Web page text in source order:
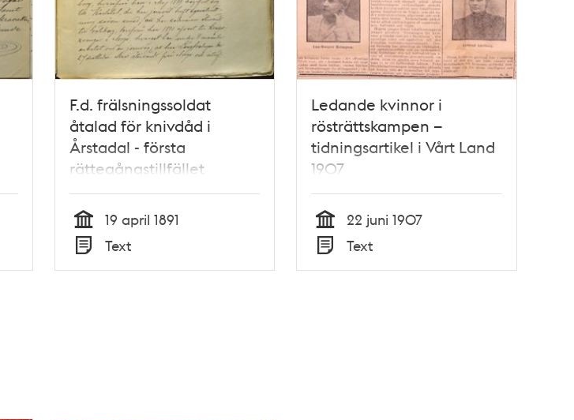
F.d. frälsningssoldat
åtalad för knivdåd i
Årstadal - första
rättegångstillfället
Tid
19 april 1891
Typ
Text
Ledande kvinnor i
rösträttskampen –
tidningsartikel i Vårt Land
1907
Tid
22 juni 1907
Typ
Text